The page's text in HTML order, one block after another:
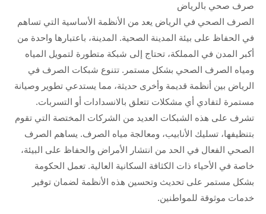
صرف صحي بالرياض
الصرف الصحي في الرياض يعد من الأنظمة الأساسية التي تساهم
في الحفاظ على بيئة المدينة الصحية. المدينة، باعتبارها واحدة من
أكبر المدن في المملكة، تحتاج إلى شبكة متطورة لتمويل المياه
ومياه الصرف الصحي بشكل مستمر. تتنوع شبكات الصرف في
الرياض بين أنظمة قديمة وأخرى حديثة، مما يستدعي تطوير وصيانة
مستمرة لتفادي أي مشكلات تتعلق بالانسدادات أو التسربات.
تشرف على هذه الشبكات العديد من الشركات المختصة التي تقوم
بتنظيفها، تسليك الأنابيب، ومعالجة مياه الصرف. يساهم الصرف
الصحي الفعال في الحد من انتشار الأمراض والحفاظ على البيئة،
خاصة في الأحياء ذات الكثافة السكانية العالية. تعمل الحكومة
بشكل مستمر على تحديث وتحسين هذه الأنظمة لضمان توفير
خدمات موثوقة للمواطنين.